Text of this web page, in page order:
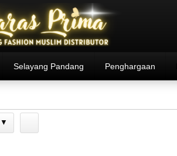
Selayang Pandang Penghargaan